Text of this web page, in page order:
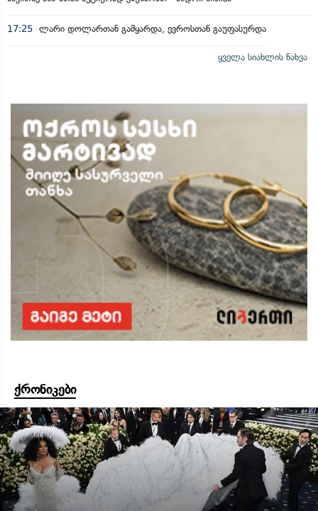
17:25 ლარი დოლართან გამყარდა, ევროსთან გაუფასურდა
ყველა სიახლის ნახვა
ქრონიკები